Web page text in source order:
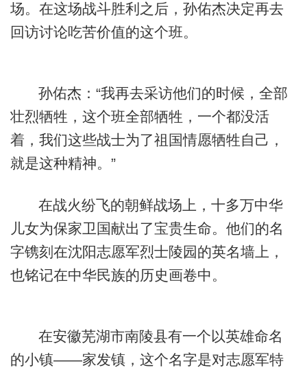
场。在这场战斗胜利之后，孙佑杰决定再去
回访讨论吃苦价值的这个班。
孙佑杰：“我再去采访他们的时候，全部
壮烈牺牲，这个班全部牺牲，一个都没活
着，我们这些战士为了祖国情愿牺牲自己，
就是这种精神。”
在战火纷飞的朝鲜战场上，十多万中华
儿女为保家卫国献出了宝贵生命。他们的名
字镌刻在沈阳志愿军烈士陵园的英名墙上，
也铭记在中华民族的历史画卷中。
在安徽芜湖市南陵县有一个以英雄命名
的小镇——家发镇，这个名字是对志愿军特